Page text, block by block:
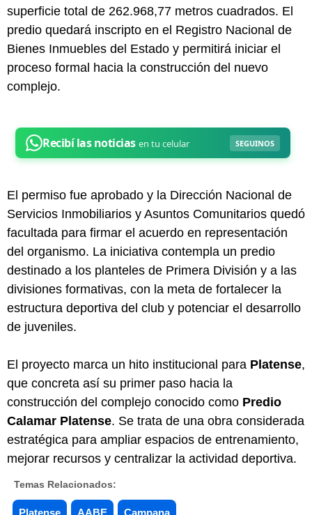
superficie total de 262.968,77 metros cuadrados. El
predio quedará inscripto en el Registro Nacional de
Bienes Inmuebles del Estado y permitirá iniciar el
proceso formal hacia la construcción del nuevo
complejo.
El permiso fue aprobado y la Dirección Nacional de
Servicios Inmobiliarios y Asuntos Comunitarios quedó
facultada para firmar el acuerdo en representación
del organismo. La iniciativa contempla un predio
destinado a los planteles de Primera División y a las
divisiones formativas, con la meta de fortalecer la
estructura deportiva del club y potenciar el desarrollo
de juveniles.
El proyecto marca un hito institucional para Platense,
que concreta así su primer paso hacia la
construcción del complejo conocido como Predio
Calamar Platense. Se trata de una obra considerada
estratégica para ampliar espacios de entrenamiento,
mejorar recursos y centralizar la actividad deportiva.
Temas Relacionados:
Platense AABE Campana